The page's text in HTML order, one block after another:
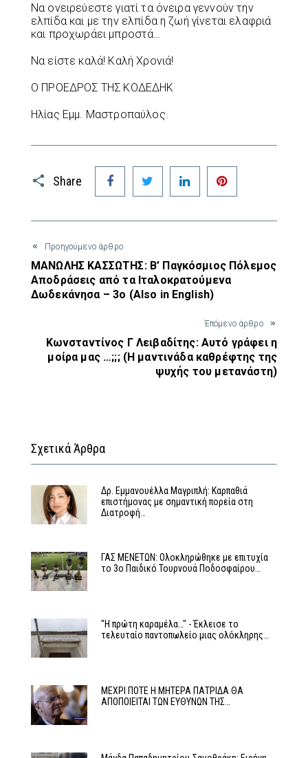
Να ονειρεύεστε γιατί τα όνειρα γεννούν την
ελπίδα και με την ελπίδα η ζωή γίνεται ελαφριά
και προχωράει μπροστά…
Να είστε καλά! Καλή Χρονιά!
Ο ΠΡΟΕΔΡΟΣ ΤΗΣ ΚΟΔΕΔΗΚ
Ηλίας Εμμ. Μαστροπαύλος.
Share
Facebook Twitter LinkedIn
Προηγούμενο άρθρο
ΜΑΝΩΛΗΣ ΚΑΣΣΩΤΗΣ: Β’ Παγκόσμιος Πόλεμος
Αποδράσεις από τα Ιταλοκρατούμενα
Δωδεκάνησα – 3ο (Also in English)
Έπόμενο άρθρο
Κωνσταντίνος Γ Λειβαδίτης: Αυτό γράφει η
μοίρα μας …;;; (Η μαντινάδα καθρέφτης της
ψυχής του μετανάστη)
Σχετικά Άρθρα
Δρ. Εμμανουέλλα Μαγριπλή: Καρπαθιά
επιστήμονας με σημαντική πορεία στη
Διατροφή…
ΓΑΣ ΜΕΝΕΤΩΝ: Ολοκληρώθηκε με επιτυχία
το 3ο Παιδικό Τουρνουά Ποδοσφαίρου…
"Η πρώτη καραμέλα…" - Έκλεισε το
τελευταίο παντοπωλείο μιας ολόκληρης…
ΜΕΧΡΙ ΠΟΤΕ Η ΜΗΤΕΡΑ ΠΑΤΡΙΔΑ ΘΑ
ΑΠΟΠΟΙΕΙΤΑΙ ΤΩΝ ΕΥΘΥΝΩΝ ΤΗΣ…